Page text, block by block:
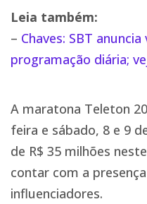
Leia também:
– Chaves: SBT
programação diária;
A maratona Teleton
feira e sábado, 8 e 9
de R$ 35 milhões
contar com a
influenciadores.